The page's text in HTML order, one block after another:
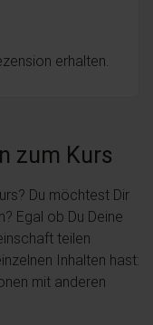
erhalten.
zum Kurs
Du möchtest Dir
Egal ob Du Deine
teilen
Inhalten hast:
mit anderen